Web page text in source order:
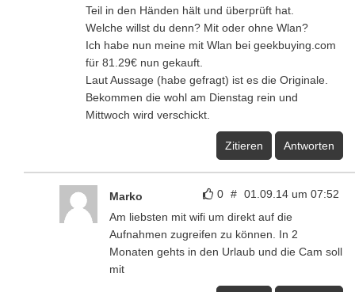
Teil in den Händen hält und überprüft hat.
Welche willst du denn? Mit oder ohne Wlan?
Ich habe nun meine mit Wlan bei geekbuying.com
für 81.29€ nun gekauft.
Laut Aussage (habe gefragt) ist es die Originale.
Bekommen die wohl am Dienstag rein und
Mittwoch wird verschickt.
Zitieren Antworten
0 # 01.09.14 um 07:52
Marko
Am liebsten mit wifi um direkt auf die
Aufnahmen zugreifen zu können. In 2
Monaten gehts in den Urlaub und die Cam soll
mit